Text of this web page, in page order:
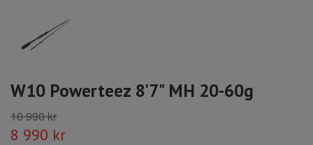
W10 Powerteez 8'7" MH 20-60g
10 990 kr
8 990 kr